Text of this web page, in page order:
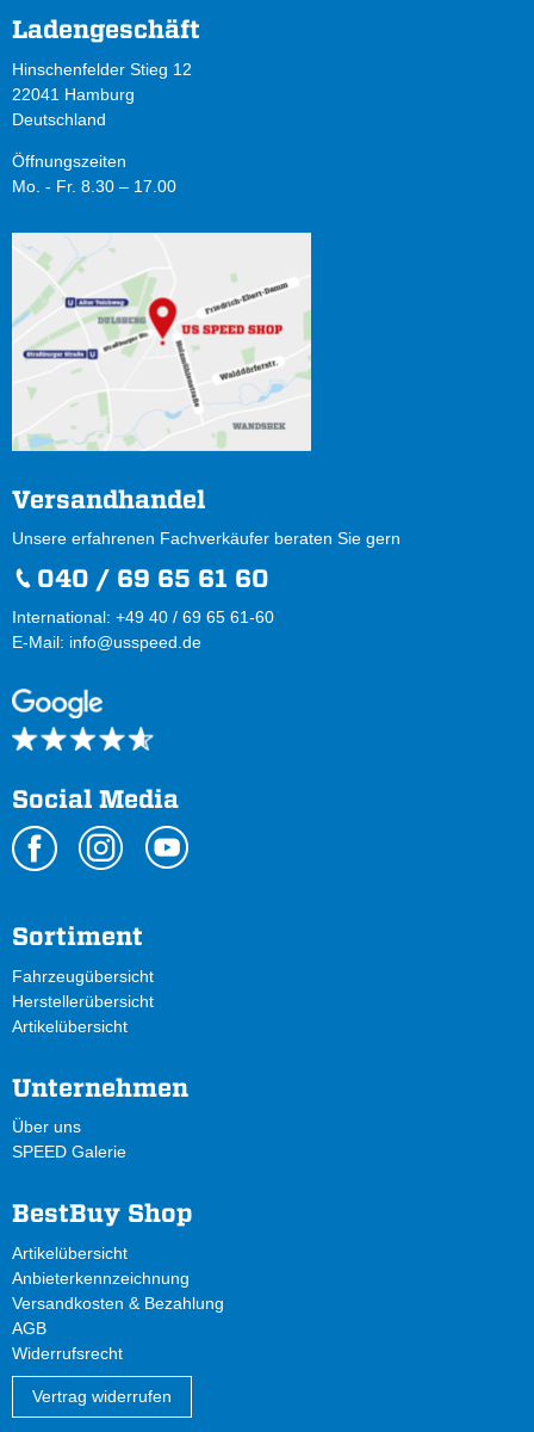
Ladengeschäft
Hinschenfelder Stieg 12
22041 Hamburg
Deutschland
Öffnungszeiten
Mo. - Fr. 8.30 – 17.00
Versandhandel
Unsere erfahrenen Fachverkäufer beraten Sie gern
040 / 69 65 61 60
International: +49 40 / 69 65 61-60
E-Mail: info@usspeed.de
Social Media
Sortiment
Fahrzeugübersicht
Herstellerübersicht
Artikelübersicht
Unternehmen
Über uns
SPEED Galerie
BestBuy Shop
Artikelübersicht
Anbieterkennzeichnung
Versandkosten & Bezahlung
AGB
Widerrufsrecht
Vertrag widerrufen